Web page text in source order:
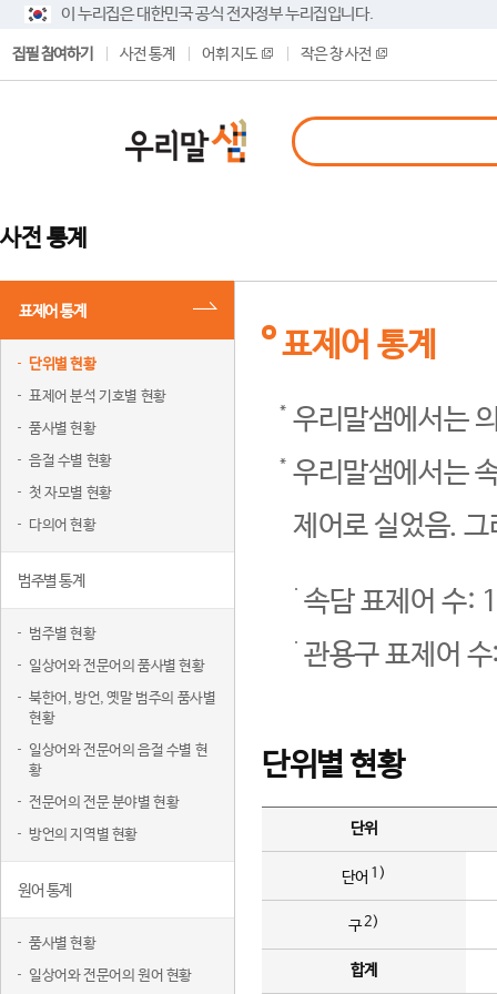
이 누리집은 대한민국 공식 전자정부 누리집입니다.
집필 참여하기 사전 통계 어휘 지도 작은 창 사전
사전 통계
표제어 통계
단위별 현황
표제어 분석 기호별 현황
품사별 현황
음절 수별 현황
첫 자모별 현황
다의어 현황
범주별 통계
범주별 현황
일상어와 전문어의 품사별 현황
북한어, 방언, 옛말 범주의 품사별
현황
일상어와 전문어의 음절 수별 현
황
전문어의 전문 분야별 현황
방언의 지역별 현황
원어 통계
품사별 현황
일상어와 전문어의 원어 현황
표제어 통계
우리말샘에서는
우리말샘에서는
제어로 실었음.
속담 표제어 수:
관용구 표제어
단위별 현황
단위
단어 1)
구2)
합계